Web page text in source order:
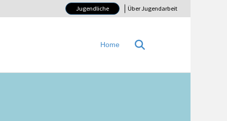
Jugendliche Über Jugendarbeit
Home